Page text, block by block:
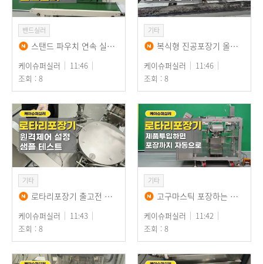
밴드실러
스탠드 파우치 연속 실링하는 수직형 밴드실러, 출고 테스트 설명(소적두)
케이슈퍼실러
11:46
조회 : 8
기타
복식형 진공포장기 올수리 완료! 업소용 진공포장기 10년 넘게 품질보증 완벽하게!
케이슈퍼실러
11:46
조회 : 8
기타
로타리포장기 출고전 샘플테스트, 수동투입 자동포장 & 원격제어(봄날인터내셔널)
케이슈퍼실러
11:43
조회 : 8
기타
고구마스틱 포장하는 로타리포장기, 로터리 파우치 포장기 작동법 및 출고테스트(봄날인ᄐ…
케이슈퍼실러
11:42
조회 : 8